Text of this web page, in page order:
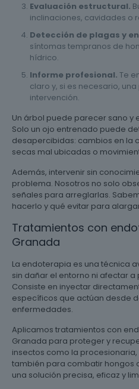
Evaluación estructural.
inclinaciones, cavidades o
Detección de plagas y
síntomas tempranos de
hídrico.
Informe profesional. Te
claro y, si es necesario,
intervención.
Un árbol puede parecer sano y
Solo un ojo entrenado puede
desapercibidas: cambios en la
secas mal ubicadas o
Además, intervenir sin
problema. Nosotros no solo
señales para arreglarlas.
hacerlo y qué evitar para
Tratamientos con
Granada
La endoterapia es una técnica
sin dañar el entorno ni afectar
Consiste en inyectar
específicos que actúan desde
enfermedades.
Aplicamos tratamientos con
Granada para proteger y
insectos como la
también para combatir hongos
una solución precisa, eficaz y